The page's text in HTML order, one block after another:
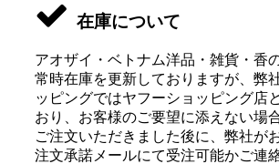
在庫について
アオザイ・ベトナム洋品・雑貨・香
常時在庫を更新しておりますが、弊
ッピングではヤフーショッピング店
おり、お客様のご要望に添えない場
ご注文いただきました後に、弊社が
注文承諾メールにて受注可能かご連